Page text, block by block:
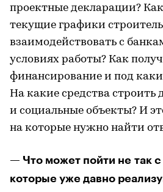
проектные декларации?
текущие графики
взаимодействовать с
условиях работы? Как
финансирование и под
На какие средства строить
и социальные объекты? И
на которые нужно найти
— Что может пойти не так
которые уже давно